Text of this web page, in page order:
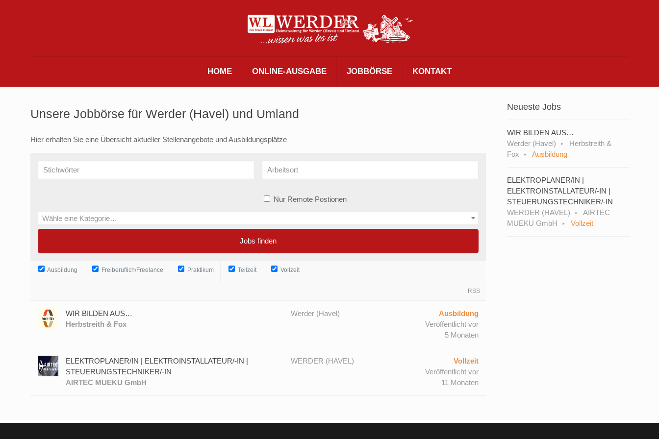
HOME ONLINE-AUSGABE JOBBÖRSE KONTAKT
Unsere Jobbörse für Werder (Havel) und Umland
Hier erhalten Sie eine Übersicht aktueller Stellenangebote und Ausbildungsplätze
Nur Remote Postionen
Wähle eine Kategorie…
Ausbildung Freiberuflich/Freelance Praktikum Teilzeit Vollzeit
RSS
WIR BILDEN AUS…
Herbstreith & Fox
Werder (Havel)
Ausbildung
Veröffentlicht vor
5 Monaten
ELEKTROPLANER/IN | ELEKTROINSTALLATEUR/-IN |
STEUERUNGSTECHNIKER/-IN
AIRTEC MUEKU GmbH
WERDER (HAVEL)
Vollzeit
Veröffentlicht vor
11 Monaten
Neueste Jobs
WIR BILDEN AUS…
Werder (Havel)
Herbstreith &
Fox
Ausbildung
ELEKTROPLANER/IN |
ELEKTROINSTALLATEUR/-IN |
STEUERUNGSTECHNIKER/-IN
WERDER (HAVEL)
AIRTEC
MUEKU GmbH
Vollzeit